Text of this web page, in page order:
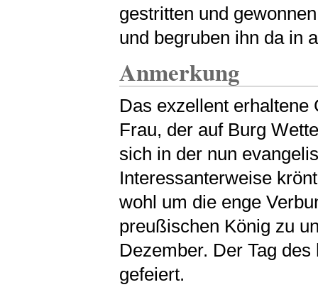
gestritten und
und begruben ihn da in
Anmerkung
Das exzellent erhaltene
Frau, der auf Burg
sich in der nun
Interessanterweise
wohl um die enge
preußischen König zu
Dezember. Der Tag
gefeiert.